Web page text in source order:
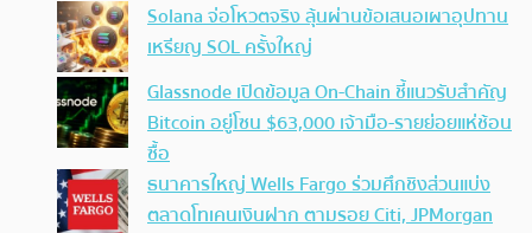
Solana จ่อโหวตจริง ลุ้นผ่านข้อเสนอเผาอุปทาน
เหรียญ SOL ครั้งใหญ่
Glassnode เปิดข้อมูล On-Chain ชี้แนวรับสำคัญ
Bitcoin อยู่โซน $63,000 เจ้ามือ-รายย่อยแห่ช้อน
ซื้อ
ธนาคารใหญ่ Wells Fargo ร่วมศึกชิงส่วนแบ่ง
ตลาดโทเคนเงินฝาก ตามรอย Citi, JPMorgan